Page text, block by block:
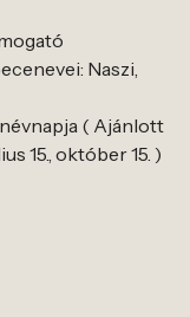
Naszi,
( Ajánlott
15., október 15. )